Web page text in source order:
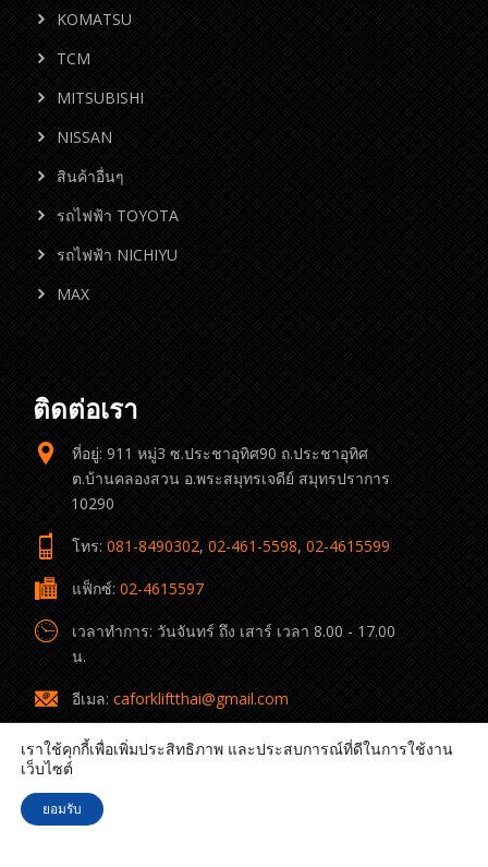
KOMATSU
TCM
MITSUBISHI
NISSAN
สินค้าอื่นๆ
รถไฟฟ้า TOYOTA
รถไฟฟ้า NICHIYU
MAX
ติดต่อเรา
ที่อยู่: 911 หมู่3 ซ.ประชาอุทิศ90 ถ.ประชาอุทิศ
ต.บ้านคลองสวน อ.พระสมุทรเจดีย์ สมุทรปราการ
10290
โทร: 081-8490302, 02-461-5598, 02-4615599
แฟ็กซ์: 02-4615597
เวลาทำการ: วันจันทร์ ถึง เสาร์ เวลา 8.00 - 17.00
น.
อีเมล: caforkliftthai@gmail.com
เราใช้คุกกี้เพื่อเพิ่มประสิทธิภาพ และประสบการณ์ที่ดีในการใช้งาน
เว็บไซต์
ยอมรับ